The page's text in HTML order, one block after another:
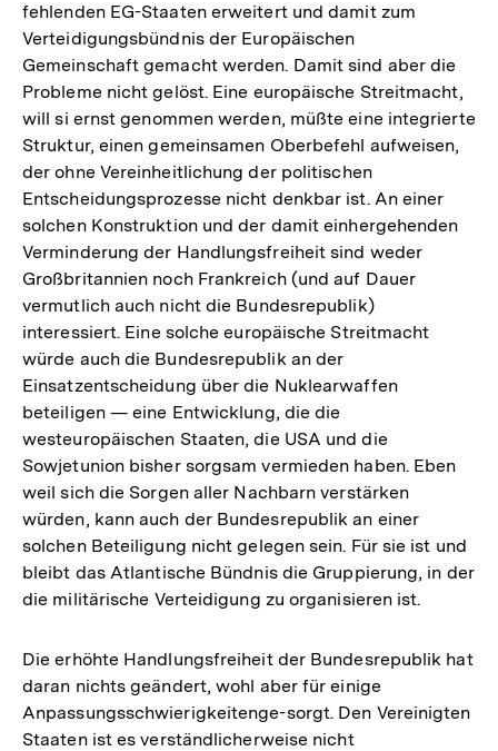
fehlenden EG-Staaten erweitert und damit zum
Verteidigungsbündnis der Europäischen
Gemeinschaft gemacht werden. Damit sind aber die
Probleme nicht gelöst. Eine europäische Streitmacht,
will si ernst genommen werden, müßte eine integrierte
Struktur, einen gemeinsamen Oberbefehl aufweisen,
der ohne Vereinheitlichung der politischen
Entscheidungsprozesse nicht denkbar ist. An einer
solchen Konstruktion und der damit einhergehenden
Verminderung der Handlungsfreiheit sind weder
Großbritannien noch Frankreich (und auf Dauer
vermutlich auch nicht die Bundesrepublik)
interessiert. Eine solche europäische Streitmacht
würde auch die Bundesrepublik an der
Einsatzentscheidung über die Nuklearwaffen
beteiligen — eine Entwicklung, die die
westeuropäischen Staaten, die USA und die
Sowjetunion bisher sorgsam vermieden haben. Eben
weil sich die Sorgen aller Nachbarn verstärken
würden, kann auch der Bundesrepublik an einer
solchen Beteiligung nicht gelegen sein. Für sie ist und
bleibt das Atlantische Bündnis die Gruppierung, in der
die militärische Verteidigung zu organisieren ist.
Die erhöhte Handlungsfreiheit der Bundesrepublik hat
daran nichts geändert, wohl aber für einige
Anpassungsschwierigkeitenge-sorgt. Den Vereinigten
Staaten ist es verständlicherweise nicht